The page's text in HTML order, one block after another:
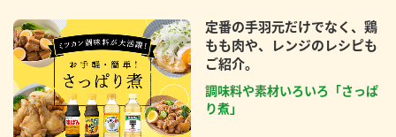
定番の手羽元だけでなく、鶏
もも肉や、レンジのレシピも
ご紹介。
調味料や素材いろいろ「さっぱ
り煮」